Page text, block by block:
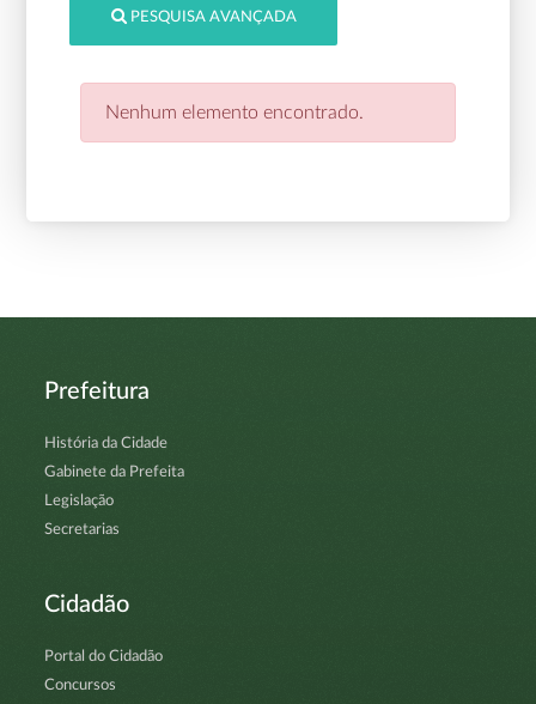
PESQUISA AVANÇADA
Nenhum elemento encontrado.
Prefeitura
História da Cidade
Gabinete da Prefeita
Legislação
Secretarias
Cidadão
Portal do Cidadão
Concursos